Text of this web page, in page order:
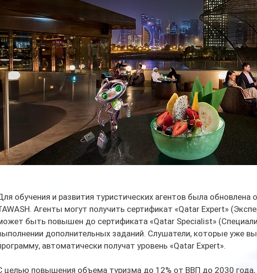
обучения и развития туристических агентов была
Агенты могут получить сертификат «Qatar Expert»
быть повышен до сертификата «Qatar Specialist»
дополнительных заданий. Слушатели, которые уже
автоматически получат уровень «Qatar Expert».
целью повышения объема туризма до 12% от ВВП до 2030 года,